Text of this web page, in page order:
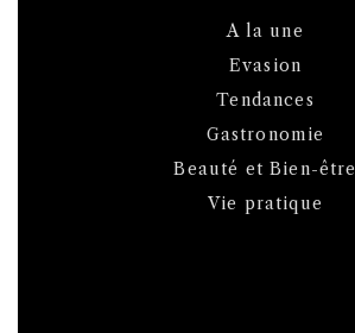
A la une
Evasion
Tendances
Gastronomie
Beauté et Bien-être
Vie pratique